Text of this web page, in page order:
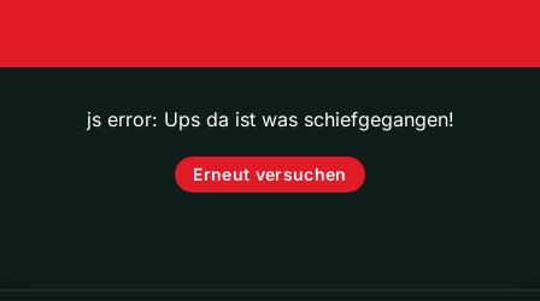
js error: Ups da ist was schiefgegangen!
Erneut versuchen